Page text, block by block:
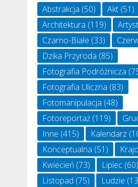
Abstrakcja (50) Akt(51)
Architektura (119)
Czarno-Białe (33)
Dzika Przyroda (85)
Fotografia Podróżnicza
Fotografia Uliczna (83)
Fotomanipulacja (48)
Fotoreportaż(119)
Inne (415) Kalendarz
Konceptualna (51)
Kwiecień(73) Lipiec(60)
Listopad (75) Ludzie